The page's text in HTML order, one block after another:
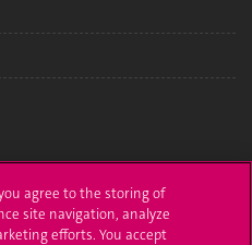
you agree to the storing of
site navigation, analyze
efforts. You accept